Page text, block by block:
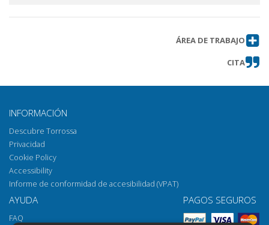
ÁREA DE TRABAJO
CITA
INFORMACIÓN
Descubre Torrossa
Privacidad
Cookie Policy
Accessibility
Informe de conformidad de accesibilidad (VPAT)
AYUDA
FAQ
PAGOS SEGUROS